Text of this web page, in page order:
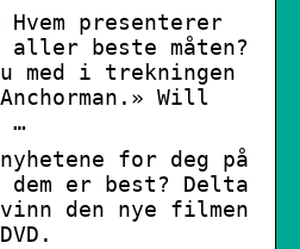
presenterer
aller beste måten?
med i trekningen
Will
…
for deg på
dem er best? Delta
den nye filmen